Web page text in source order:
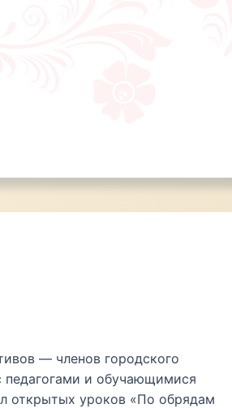
— членов городского
педагогами и обучающимися
открытых уроков «По обрядам